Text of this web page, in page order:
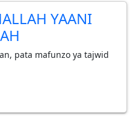
YAANI
pata mafunzo ya tajwid